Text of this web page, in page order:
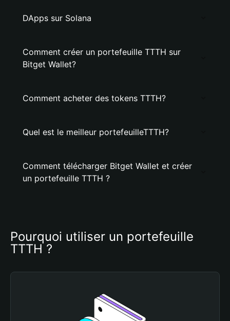
DApps sur Solana
Comment créer un portefeuille TTTH sur
Bitget Wallet?
Comment acheter des tokens TTTH?
Quel est le meilleur portefeuilleTTTH?
Comment télécharger Bitget Wallet et créer
un portefeuille TTTH ?
Pourquoi utiliser un portefeuille
TTTH ?